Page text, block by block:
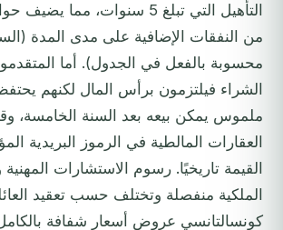
من النفقات الإضافية على مدى المدة
محسوبة بالفعل في الجدول). أما
الشراء فيلتزمون برأس المال لكنهم
ملموس يمكن بيعه بعد السنة الخامسة،
العقارات المالطية في الرموز البريدية
القيمة تاريخيًا. رسوم الاستشارات
الملكية منفصلة وتختلف حسب تعقيد
كونسالتانسي عروض أسعار شفافة